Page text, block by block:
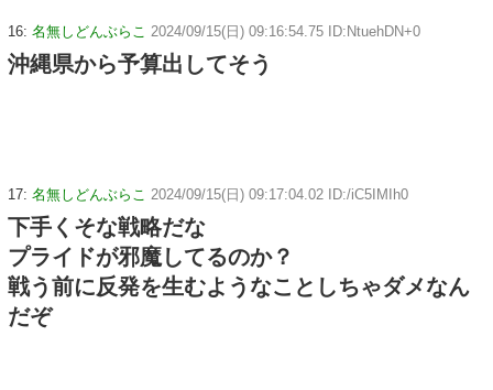
16: 名無しどんぶらこ 2024/09/15(日) 09:16:54.75 ID:NtuehDN+0
沖縄県から予算出してそう
17: 名無しどんぶらこ 2024/09/15(日) 09:17:04.02 ID:/iC5IMIh0
下手くそな戦略だな
プライドが邪魔してるのか？
戦う前に反発を生むようなことしちゃダメなん
だぞ